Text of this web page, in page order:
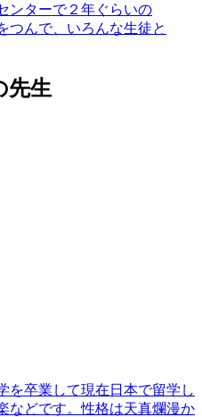
ンターで２年ぐらいの
つんで、いろんな生徒と
先生
を卒業して現在日本で留学し
などです。性格は天真爛漫か